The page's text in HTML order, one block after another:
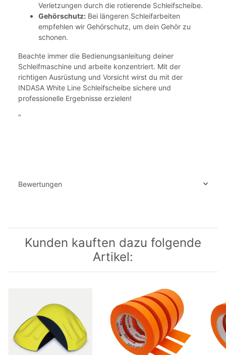
Verletzungen durch die rotierende Schleifscheibe.
Gehörschutz: Bei längeren Schleifarbeiten
empfehlen wir Gehörschutz, um dein Gehör zu
schonen.
Beachte immer die Bedienungsanleitung deiner
Schleifmaschine und arbeite konzentriert. Mit der
richtigen Ausrüstung und Vorsicht wirst du mit der
INDASA White Line Schleifscheibe sichere und
professionelle Ergebnisse erzielen!
"
Bewertungen
Kunden kauften dazu folgende
Artikel: